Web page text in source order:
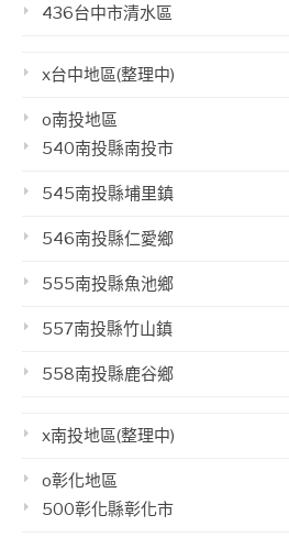
436台中市清水區
x台中地區(整理中)
o南投地區
540南投縣南投市
545南投縣埔里鎮
546南投縣仁愛鄉
555南投縣魚池鄉
557南投縣竹山鎮
558南投縣鹿谷鄉
x南投地區(整理中)
o彰化地區
500彰化縣彰化市